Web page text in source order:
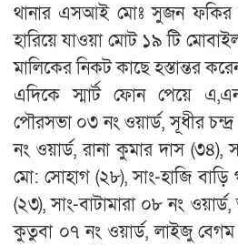
থানার এসআই মোঃ সুজন ফকির
হারিয়ে যাওয়া মোট ১৯ টি
মালিকের নিকট কাছে হস্তান্তর
এদিকে স্মার্ট ফোন পেয়ে
পৌরসভা ০৩ নং ওয়ার্ড, সূধীর
নং ওয়ার্ড, রানা কুমার দাস (৩৪),
মো: সোহাগ (২৮), সাং-হাজি
(২৩), সাং-বাটামারা ০৮ নং
কুতুবা ০৭ নং ওয়ার্ড, লাইজু